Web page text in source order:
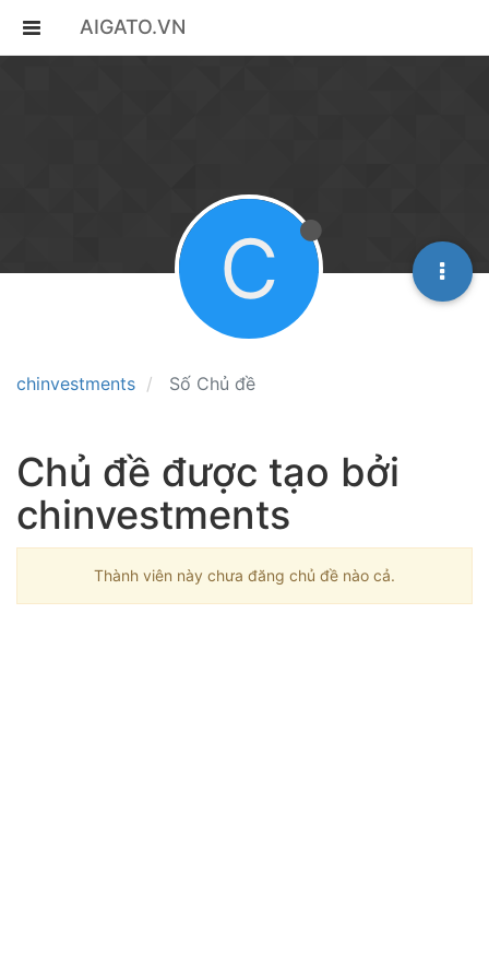
AIGATO.VN
chinvestments Số Chủ đề
C
Chủ đề được tạo bởi
chinvestments
Thành viên này chưa đăng chủ đề nào cả.